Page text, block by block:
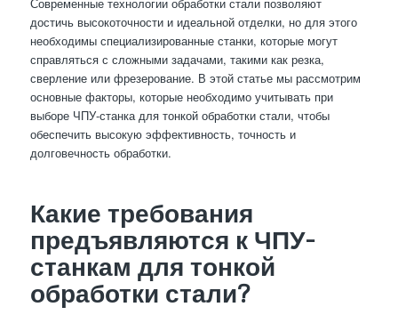
достичь высокоточности и идеальной отделки, но для этого
необходимы специализированные станки, которые могут
справляться с сложными задачами, такими как резка,
сверление или фрезерование. В этой статье мы рассмотрим
основные факторы, которые необходимо учитывать при
выборе ЧПУ-станка для тонкой обработки стали, чтобы
обеспечить высокую эффективность, точность и
долговечность обработки.
Какие требования
предъявляются к ЧПУ-
станкам для тонкой
обработки стали?